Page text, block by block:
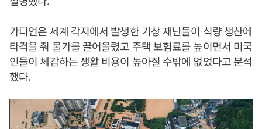
가디언은 세계 각지에서 발생한 기상 재난들이 식량 생산에
타격을 줘 물가를 끌어올렸고 주택 보험료를 높이면서 미국
인들이 체감하는 생활 비용이 높아질 수밖에 없었다고 분석
했다.